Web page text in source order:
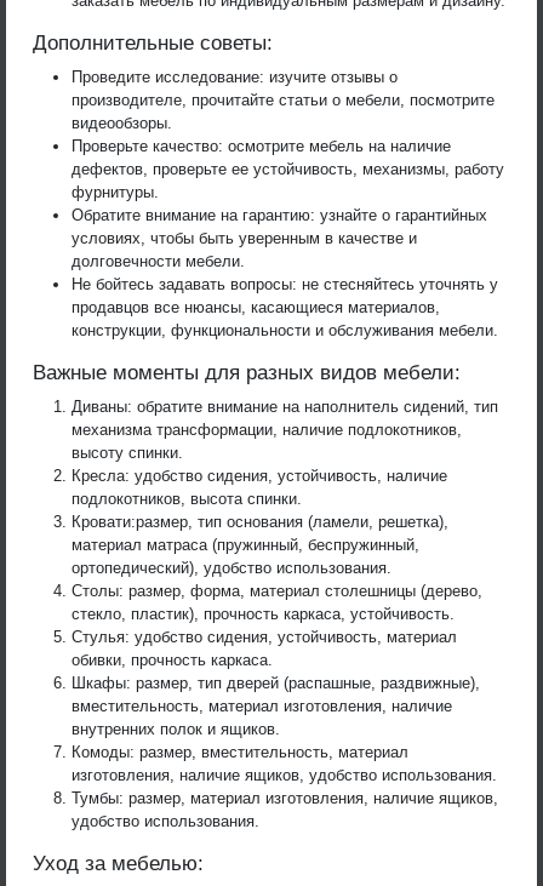
Дополнительные советы:
Проведите исследование: изучите отзывы о
производителе, прочитайте статьи о мебели, посмотрите
видеообзоры.
Проверьте качество: осмотрите мебель на наличие
дефектов, проверьте ее устойчивость, механизмы, работу
фурнитуры.
Обратите внимание на гарантию: узнайте о гарантийных
условиях, чтобы быть уверенным в качестве и
долговечности мебели.
Не бойтесь задавать вопросы: не стесняйтесь уточнять у
продавцов все нюансы, касающиеся материалов,
конструкции, функциональности и обслуживания мебели.
Важные моменты для разных видов мебели:
Диваны: обратите внимание на наполнитель сидений, тип
механизма трансформации, наличие подлокотников,
высоту спинки.
Кресла: удобство сидения, устойчивость, наличие
подлокотников, высота спинки.
Кровати:размер, тип основания (ламели, решетка),
материал матраса (пружинный, беспружинный,
ортопедический), удобство использования.
Столы: размер, форма, материал столешницы (дерево,
стекло, пластик), прочность каркаса, устойчивость.
Стулья: удобство сидения, устойчивость, материал
обивки, прочность каркаса.
Шкафы: размер, тип дверей (распашные, раздвижные),
вместительность, материал изготовления, наличие
внутренних полок и ящиков.
Комоды: размер, вместительность, материал
изготовления, наличие ящиков, удобство использования.
Тумбы: размер, материал изготовления, наличие ящиков,
удобство использования.
Уход за мебелью: